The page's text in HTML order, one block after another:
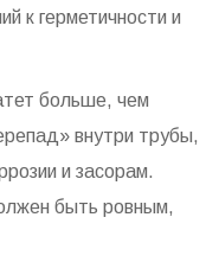
к герметичности и
больше, чем
внутри трубы,
и засорам.
быть ровным,